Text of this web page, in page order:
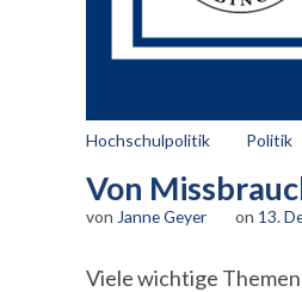
Hochschulpolitik Politik
Von
von Janne Geyer on 13.
Viele wichtige